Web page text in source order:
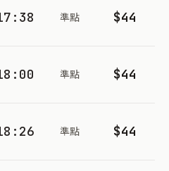
準點 $44
準點 $44
準點 $44